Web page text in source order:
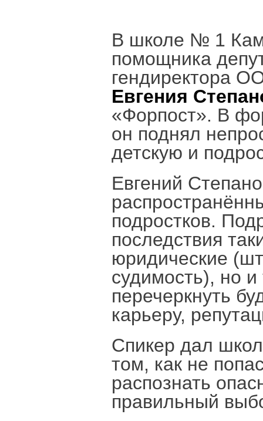
В школе № 1
помощника
гендиректора
Евгения
«Форпост». В
он поднял
детскую и
Евгений
подростков.
последствия
юридические
судимость), но
перечеркнуть
карьеру,
Спикер дал
том, как не
распознать
правильный